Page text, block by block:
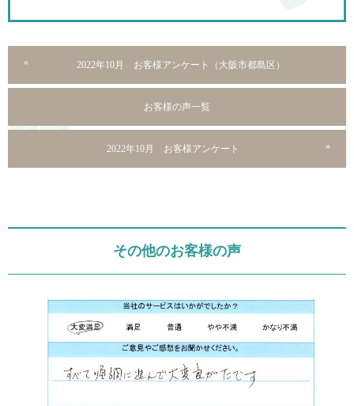
2022年10月 お客様アンケート（大阪市都島区）
お客様の声一覧
2022年10月 お客様アンケート
その他のお客様の声